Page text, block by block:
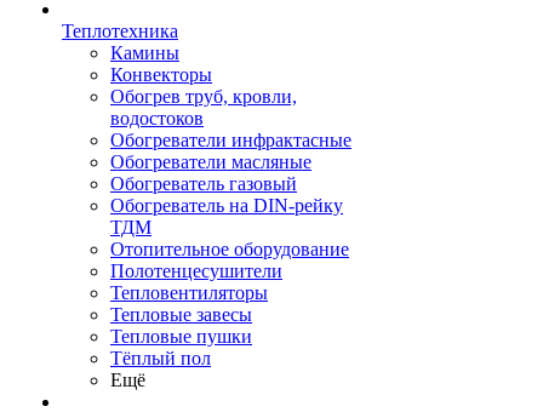
Теплотехника
Камины
Конвекторы
Обогрев труб, кровли,
водостоков
Обогреватели инфрактасные
Обогреватели масляные
Обогреватель газовый
Обогреватель на DIN-рейку
ТДМ
Отопительное оборудование
Полотенцесушители
Тепловентиляторы
Тепловые завесы
Тепловые пушки
Тёплый пол
Ещё